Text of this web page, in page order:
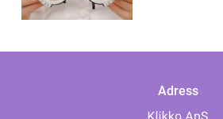
Adress